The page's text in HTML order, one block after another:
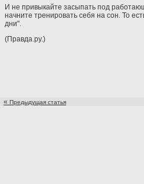
И не привыкайте засыпать под
начните тренировать себя на сон. То
дни".
(Правда.ру.)
« Предыдущая статья